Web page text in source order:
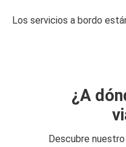
Los servicios a bordo
¿A
Descubre